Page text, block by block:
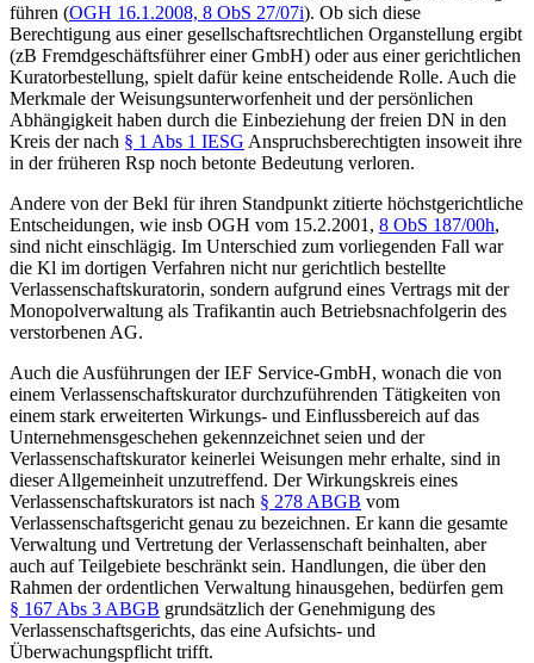
führen (OGH 16.1.2008, 8 ObS 27/07i). Ob sich diese
Berechtigung aus einer gesellschaftsrechtlichen Organstellung ergibt
(zB Fremdgeschäftsführer einer GmbH) oder aus einer gerichtlichen
Kuratorbestellung, spielt dafür keine entscheidende Rolle. Auch die
Merkmale der Weisungsunterworfenheit und der persönlichen
Abhängigkeit haben durch die Einbeziehung der freien DN in den
Kreis der nach § 1 Abs 1 IESG Anspruchsberechtigten insoweit ihre
in der früheren Rsp noch betonte Bedeutung verloren.
Andere von der Bekl für ihren Standpunkt zitierte höchstgerichtliche
Entscheidungen, wie insb OGH vom 15.2.2001, 8 ObS 187/00h,
sind nicht einschlägig. Im Unterschied zum vorliegenden Fall war
die Kl im dortigen Verfahren nicht nur gerichtlich bestellte
Verlassenschaftskuratorin, sondern aufgrund eines Vertrags mit der
Monopolverwaltung als Trafikantin auch Betriebsnachfolgerin des
verstorbenen AG.
Auch die Ausführungen der IEF Service-GmbH, wonach die von
einem Verlassenschaftskurator durchzuführenden Tätigkeiten von
einem stark erweiterten Wirkungs- und Einflussbereich auf das
Unternehmensgeschehen gekennzeichnet seien und der
Verlassenschaftskurator keinerlei Weisungen mehr erhalte, sind in
dieser Allgemeinheit unzutreffend. Der Wirkungskreis eines
Verlassenschaftskurators ist nach § 278 ABGB vom
Verlassenschaftsgericht genau zu bezeichnen. Er kann die gesamte
Verwaltung und Vertretung der Verlassenschaft beinhalten, aber
auch auf Teilgebiete beschränkt sein. Handlungen, die über den
Rahmen der ordentlichen Verwaltung hinausgehen, bedürfen gem
§ 167 Abs 3 ABGB grundsätzlich der Genehmigung des
Verlassenschaftsgerichts, das eine Aufsichts- und
Überwachungspflicht trifft.